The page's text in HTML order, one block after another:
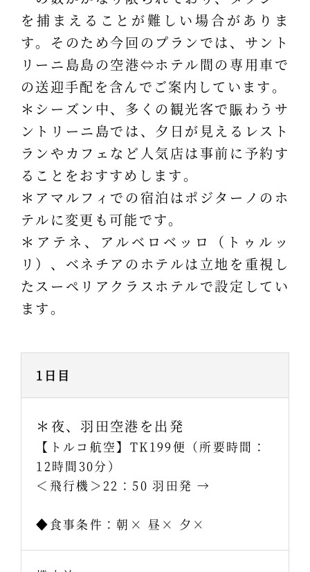
を捕まえることが難しい場合がありま
す。そのため今回のプランでは、サント
リーニ島島の空港⇔ホテル間の専用車で
の送迎手配を含んでご案内しています。
＊シーズン中、多くの観光客で賑わうサ
ントリーニ島では、夕日が見えるレスト
ランやカフェなど人気店は事前に予約す
ることをおすすめします。
＊アマルフィでの宿泊はポジターノのホ
テルに変更も可能です。
＊アテネ、アルベロベッロ（トゥルッ
リ）、ベネチアのホテルは立地を重視し
たスーペリアクラスホテルで設定してい
ます。
1日目
＊夜、羽田空港を出発
【トルコ航空】TK199便（所要時間：
12時間30分）
＜飛行機＞22：50 羽田発 →
◆食事条件：朝× 昼× 夕×